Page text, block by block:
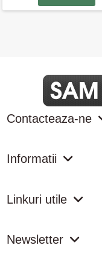
Contacteaza-ne
Informatii
Linkuri utile
Newsletter